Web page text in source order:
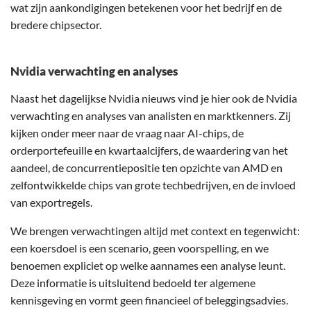
wat zijn aankondigingen betekenen voor het bedrijf en de
bredere chipsector.
Nvidia verwachting en analyses
Naast het dagelijkse Nvidia nieuws vind je hier ook de Nvidia
verwachting en analyses van analisten en marktkenners. Zij
kijken onder meer naar de vraag naar AI-chips, de
orderportefeuille en kwartaalcijfers, de waardering van het
aandeel, de concurrentiepositie ten opzichte van AMD en
zelfontwikkelde chips van grote techbedrijven, en de invloed
van exportregels.
We brengen verwachtingen altijd met context en tegenwicht:
een koersdoel is een scenario, geen voorspelling, en we
benoemen expliciet op welke aannames een analyse leunt.
Deze informatie is uitsluitend bedoeld ter algemene
kennisgeving en vormt geen financieel of beleggingsadvies.